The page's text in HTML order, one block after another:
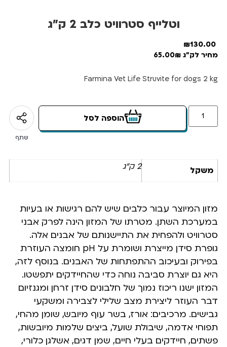
וטלייף סטרוויט כלב 2 ק”ג
130.00
₪
מחיר לק"ג 65.00₪
Farmina Vet Life Struvite for dogs 2 kg
הוספה לסל
שתף
משקל 2 ק"ג
מזון המיוצר עבור כלבים שיש להם רגישות או בעיות
במערכת השתן. מטרתו של המזון הינה לפרק אבני
סטרוויט ולהפחית את התיישנותם של אבנים אלה.
גופרת סידן מייצרת ושומרת על pH חומצה העוזרת
בפירוק ובעיכוב ההתפתחות של האבנים. בנוסף לזה,
היא גם יוצרת סביבה נוחה כדי שהחיידקים יתפשטו.
המזון ישנו ריכוז נמוך של חלבונים סידן זרחן ומגנזיום
דבר העוזר ליצירת מצב שלילי לצבירה ומשקעי
גבישים. מרכיבים: אורז, בשר עוף מיובש, שומן מהחי,
תפוחי אדמה, שיבולת שועל, ביצים שלמות מיובשות,
פשתים, חיידקים בעלי חיים, שמן דגים, אשלגן כלורי,